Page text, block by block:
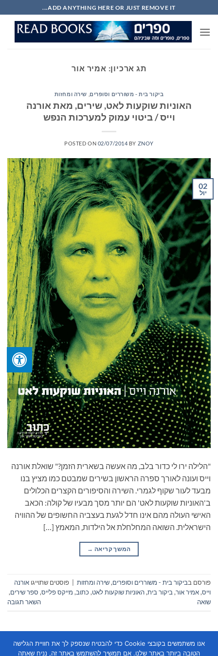
to
content
ADD ANYTHING HERE OR JUST REMOVE IT...
תג ארכיון: אמיר אור
ביקור בית - משוררים וסופרים שירה ומחזות
האוניות שוקעות לאט, שירים, מאת אורנה
וייס / ביטוי עמוק למערכות הנפש
POSTED ON 02/07/2014 BY ZNOY
02
יול
"הלילה ירו לי כדור בלב, מה אעשה בשארית הזמן?" שואלת אורנה
וייס ועונה לאורך ספרה הראשון בשירים שמבטם כמו מציץ בנו
מבעד לעור שקוף לגמרי. השירה והסיפורים הקצרים הכלולים
ב'האוניות שוקעות לאט' הם יותר מסך מבעיו של קולה: הכאב
האישי העולה מהם אינו חדל לגעת בעצביה החשופים של ההוויה
הישראלית. השואה המחלחלת אל הילדות, המאמץ […]
המשך קריאה →
פורסם בביקור בית - משוררים וסופרים,שירה ומחזות פוסטים שתוייגו אורנה
וייס,אמיר אור,ביקור בית,האוניות שוקעות לאט, כתוב, מייקס פלייס, ספר שירים,
שואה
השאר תגובה
אנו משתמשים בקובצי Cookie כדי להבטיח שנספק לך את חוויית הגלישה
הטובה ביותר באתר שלנו. אם תמשיך להשתמש באתר זה, נניח שאתה